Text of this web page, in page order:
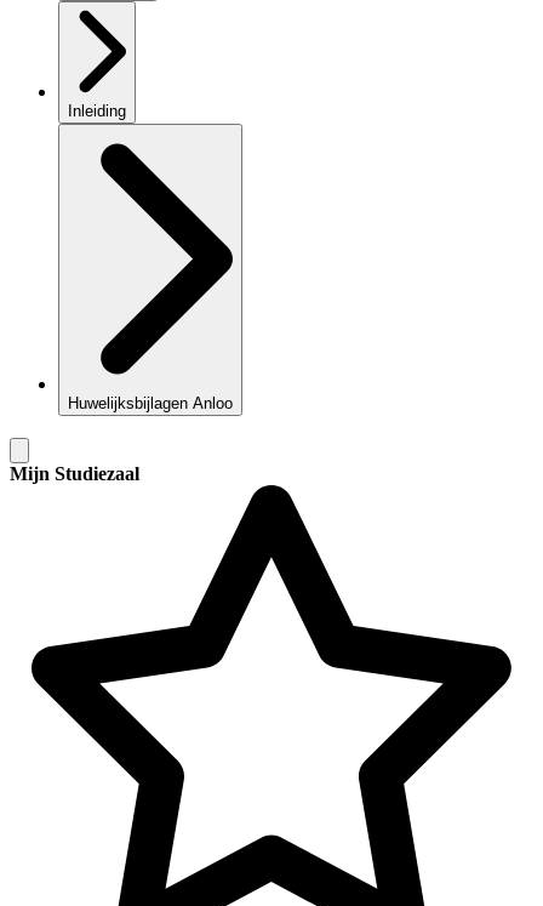
Inleiding
Huwelijksbijlagen Anloo
Mijn Studiezaal